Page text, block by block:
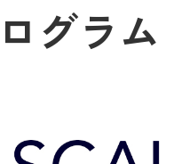
グラム